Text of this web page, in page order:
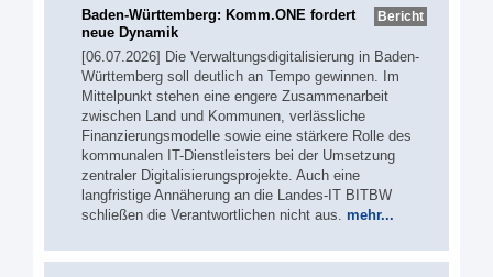
Bericht
Baden-Württemberg: Komm.ONE fordert
neue Dynamik
[06.07.2026] Die Verwaltungsdigitalisierung in Baden-
Württemberg soll deutlich an Tempo gewinnen. Im
Mittelpunkt stehen eine engere Zusammenarbeit
zwischen Land und Kommunen, verlässliche
Finanzierungsmodelle sowie eine stärkere Rolle des
kommunalen IT-Dienstleisters bei der Umsetzung
zentraler Digitalisierungsprojekte. Auch eine
langfristige Annäherung an die Landes-IT BITBW
schließen die Verantwortlichen nicht aus. mehr...